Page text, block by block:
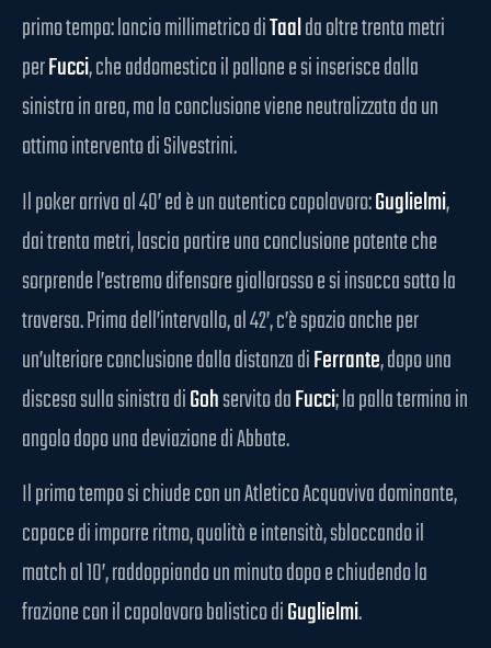
primo tempo: lancio millimetrico diTaalda oltre trenta metri
perFucci, che addomestica il pallone e si inserisce dalla
sinistra in area, ma la conclusione viene neutralizzata da un
ottimo intervento di Silvestrini.
Il poker arriva al 40’ ed è un autentico capolavoro:Guglielmi,
dai trenta metri, lascia partire una conclusione potente che
sorprende l’estremo difensore giallorosso e si insacca sotto la
traversa. Prima dell’intervallo, al 42’, c’è spazio anche per
un’ulteriore conclusione dalla distanza diFerrante, dopo una
discesa sulla sinistra diGohservito daFucci; la palla termina in
angolo dopo una deviazione di Abbate.
Il primo tempo si chiude con un Atletico Acquaviva dominante,
capace di imporre ritmo, qualità e intensità, sbloccando il
match al 10’, raddoppiando un minuto dopo e chiudendo la
frazione con il capolavoro balistico diGuglielmi.